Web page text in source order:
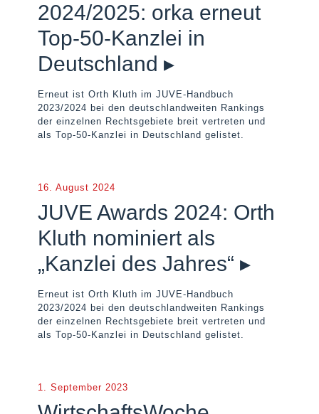
2024/2025: orka erneut
Top-50-Kanzlei in
Deutschland ▸
Erneut ist Orth Kluth im JUVE-Handbuch
2023/2024 bei den deutschlandweiten Rankings
der einzelnen Rechtsgebiete breit vertreten und
als Top-50-Kanzlei in Deutschland gelistet.
16. August 2024
JUVE Awards 2024: Orth
Kluth nominiert als
„Kanzlei des Jahres“ ▸
Erneut ist Orth Kluth im JUVE-Handbuch
2023/2024 bei den deutschlandweiten Rankings
der einzelnen Rechtsgebiete breit vertreten und
als Top-50-Kanzlei in Deutschland gelistet.
1. September 2023